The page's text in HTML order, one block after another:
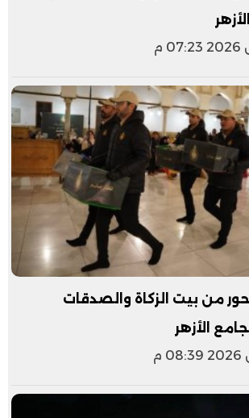
من بيت الزكاة والصدقات
الأزهر